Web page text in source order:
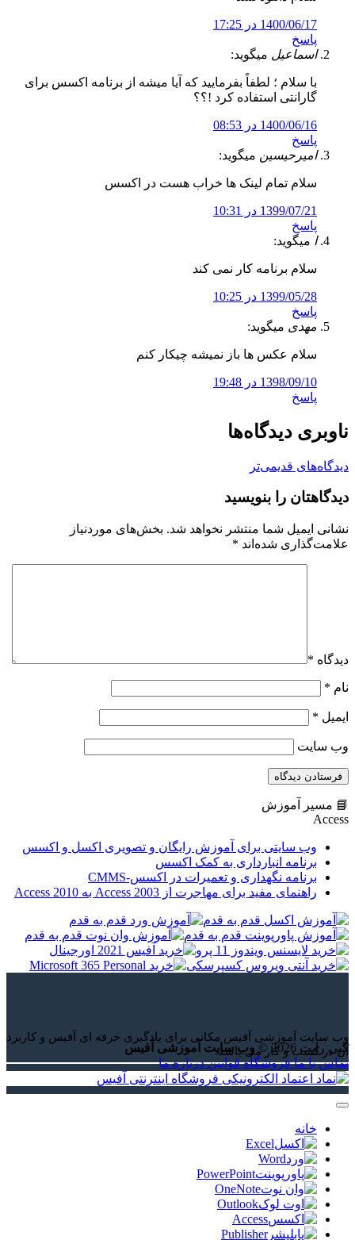
1400/06/17 در 17:25
پاسخ
اسماعیل میگوید:
با سلام ؛ لطفاً بفرمایید که آیا میشه از برنامه اکسس برای
گارانتی استفاده کرد !؟؟
1400/06/16 در 08:53
پاسخ
امیرحیسین میگوید:
سلام تمام لینک ها خراب هست در اکسس
1399/07/21 در 10:31
پاسخ
ا میگوید:
سلام برنامه کار نمی کند
1399/05/28 در 10:25
پاسخ
مهدی میگوید:
سلام عکس ها باز نمیشه چیکار کنم
1398/09/10 در 19:48
پاسخ
ناوبری دیدگاه‌ها
دیدگاه‌های قدیمی‌تر
دیدگاهتان را بنویسید
نشانی ایمیل شما منتشر نخواهد شد. بخش‌های موردنیاز
علامت‌گذاری شده‌اند *
دیدگاه *
نام *
ایمیل *
وب‌ سایت
📘 مسیر آموزش
Access
وب سایتی برای آموزش رایگان و تصویری اکسل و اکسس
برنامه انبارداری به کمک اکسس
برنامه نگهداری و تعمیرات در اکسس-CMMS
راهنمای مفید برای مهاجرت از Access 2003 به Access 2010
وب سایت آموزشی آفیس مکانی برای یادگیری حرفه ای آفیس و کاربرد
آن در کسب و کار می باشد.
کپی رایت 2026 ©
وب سایت آموزشی آفیس
تماس با ما فروشگاه قوانین درباره ما
خانه
Excel
Word
PowerPoint
OneNote
Outlook
Access
Publisher